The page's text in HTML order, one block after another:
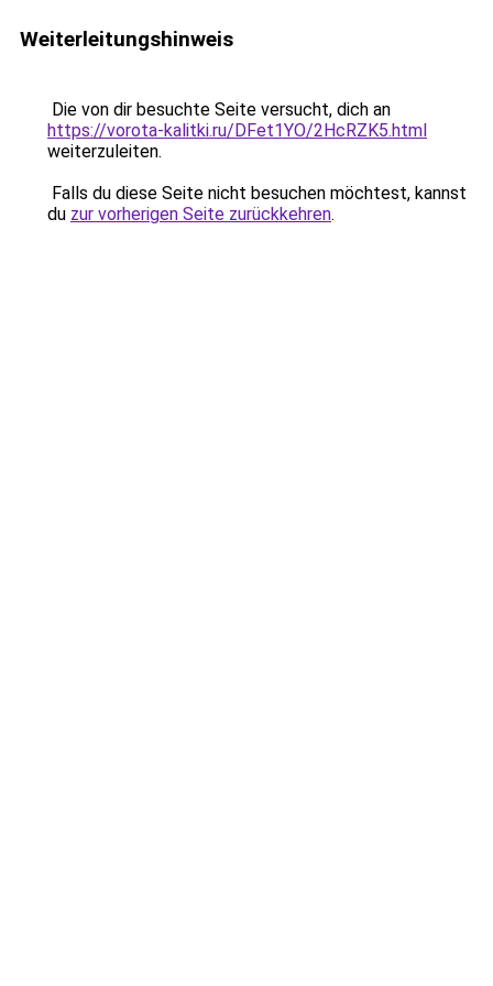
Weiterleitungshinweis
Die von dir besuchte Seite versucht, dich an
https://vorota-kalitki.ru/DFet1YO/2HcRZK5.html
weiterzuleiten.
Falls du diese Seite nicht besuchen möchtest, kannst
du zur vorherigen Seite zurückkehren.